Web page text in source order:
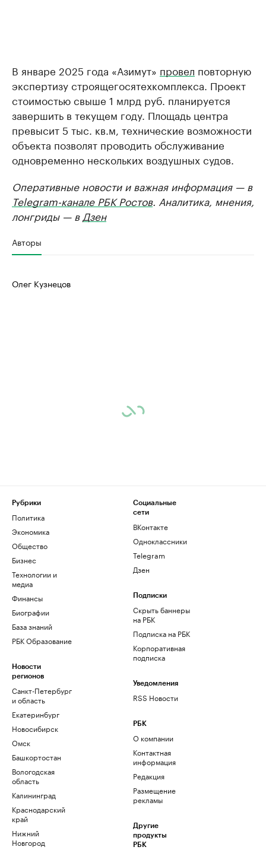
В январе 2025 года «Азимут» провел повторную
экспертизу строящегосятехкомплекса. Проект
стоимостью свыше 1 млрд руб. планируется
завершить в текущем году. Площадь центра
превысит 5 тыс. кв.м, технические возможности
объекта позволят проводить обслуживание
одновременно нескольких воздушных судов.
Оперативные новости и важная информация — в
Telegram-канале РБК Ростов. Аналитика, мнения,
лонгриды — в Дзен
Авторы
Олег Кузнецов
Рубрики
Политика
Экономика
Общество
Бизнес
Технологии и
медиа
Финансы
Биографии
База знаний
РБК Образование
Новости
регионов
Санкт-Петербург
и область
Екатеринбург
Новосибирск
Омск
Башкортостан
Вологодская
область
Калининград
Краснодарский
край
Нижний
Новгород
Социальные
сети
ВКонтакте
Одноклассники
Telegram
Дзен
Подписки
Скрыть баннеры
на РБК
Подписка на РБК
Корпоративная
подписка
Уведомления
RSS Новости
РБК
О компании
Контактная
информация
Редакция
Размещение
рекламы
Другие
продукты
РБК